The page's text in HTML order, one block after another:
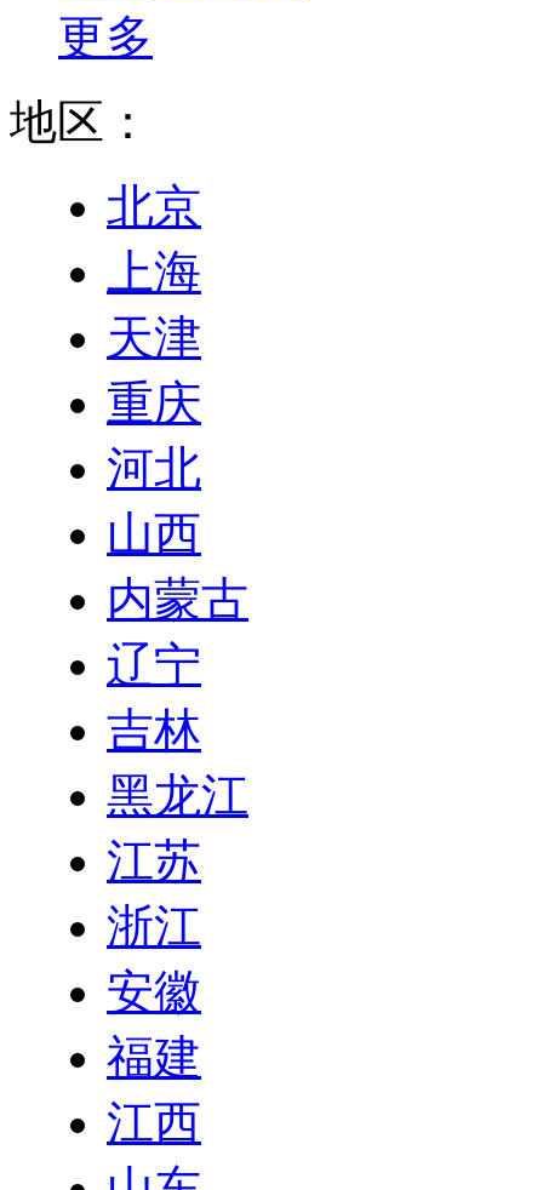
更多
地区：
北京
上海
天津
重庆
河北
山西
内蒙古
辽宁
吉林
黑龙江
江苏
浙江
安徽
福建
江西